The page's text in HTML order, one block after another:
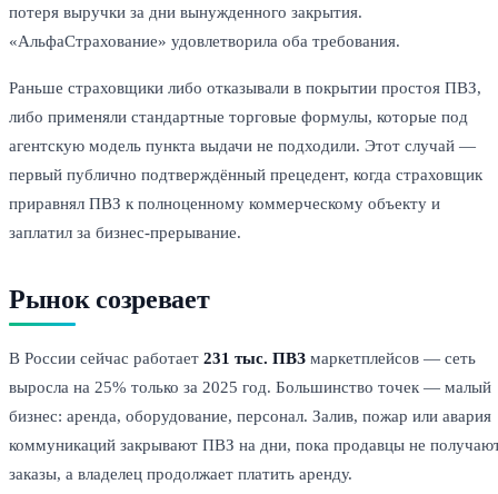
потеря выручки за дни вынужденного закрытия.
«АльфаСтрахование» удовлетворила оба требования.
Раньше страховщики либо отказывали в покрытии простоя ПВЗ,
либо применяли стандартные торговые формулы, которые под
агентскую модель пункта выдачи не подходили. Этот случай —
первый публично подтверждённый прецедент, когда страховщик
приравнял ПВЗ к полноценному коммерческому объекту и
заплатил за бизнес-прерывание.
Рынок созревает
В России сейчас работает 231 тыс. ПВЗ маркетплейсов — сеть
выросла на 25% только за 2025 год. Большинство точек — малый
бизнес: аренда, оборудование, персонал. Залив, пожар или авария
коммуникаций закрывают ПВЗ на дни, пока продавцы не
заказы, а владелец продолжает платить аренду.